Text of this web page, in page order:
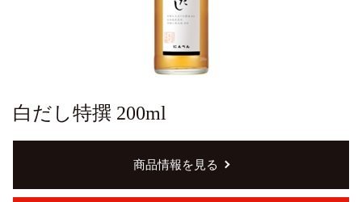
白だし特撰 200ml
商品情報を見る